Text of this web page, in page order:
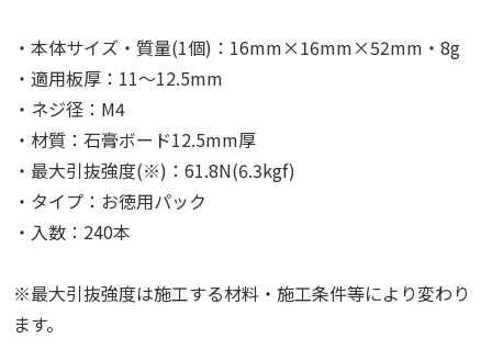
・本体サイズ・質量(1個)：16mm×16mm×52mm・8g
・適用板厚：11～12.5mm
・ネジ径：M4
・材質：石膏ボード12.5mm厚
・最大引抜強度(※)：61.8N(6.3kgf)
・タイプ：お徳用パック
・入数：240本
※最大引抜強度は施工する材料・施工条件等により変わり
ます。